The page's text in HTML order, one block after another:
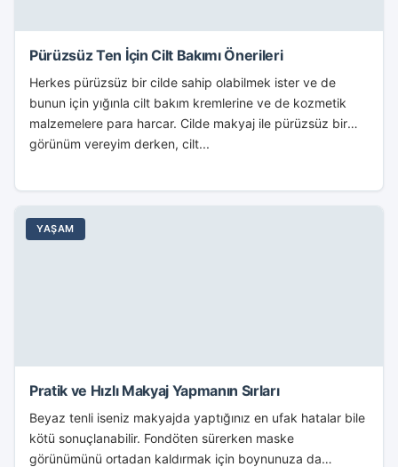
Pürüzsüz Ten İçin Cilt Bakımı Önerileri
Herkes pürüzsüz bir cilde sahip olabilmek ister ve de
bunun için yığınla cilt bakım kremlerine ve de kozmetik
malzemelere para harcar. Cilde makyaj ile pürüzsüz bir
görünüm vereyim derken, cilt...
YAŞAM
Pratik ve Hızlı Makyaj Yapmanın Sırları
Beyaz tenli iseniz makyajda yaptığınız en ufak hatalar bile
kötü sonuçlanabilir. Fondöten sürerken maske
görünümünü ortadan kaldırmak için boynunuza da